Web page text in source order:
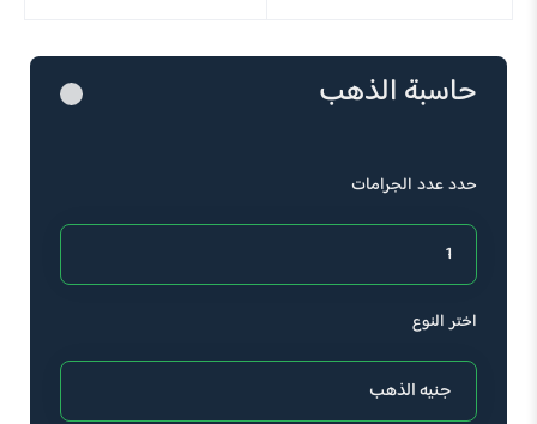
حاسبة الذهب
حدد عدد الجرامات
اختر النوع